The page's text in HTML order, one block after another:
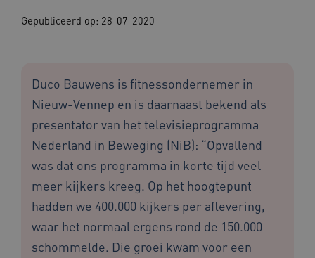
Gepubliceerd op: 28-07-2020
Duco Bauwens is fitnessondernemer in
Nieuw-Vennep en is daarnaast bekend als
presentator van het televisieprogramma
Nederland in Beweging (NiB): “Opvallend
was dat ons programma in korte tijd veel
meer kijkers kreeg. Op het hoogtepunt
hadden we 400.000 kijkers per aflevering,
waar het normaal ergens rond de 150.000
schommelde. Die groei kwam voor een